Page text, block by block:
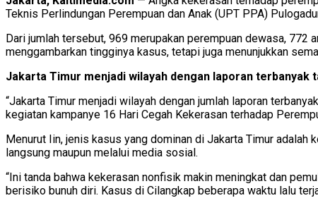
Teknis Perlindungan Perempuan dan Anak (UPT PPA)
Dari jumlah tersebut, 969 merupakan perempuan dewasa, 772
menggambarkan tingginya kasus, tetapi juga menunjukkan
Jakarta Timur menjadi wilayah dengan laporan terbanyak
“Jakarta Timur menjadi wilayah dengan jumlah laporan
kegiatan kampanye 16 Hari Cegah Kekerasan terhadap
Menurut Iin, jenis kasus yang dominan di Jakarta Timur
langsung maupun melalui media sosial.
“Ini tanda bahwa kekerasan nonfisik makin meningkat dan
berisiko bunuh diri. Kasus di Cilangkap beberapa waktu lalu